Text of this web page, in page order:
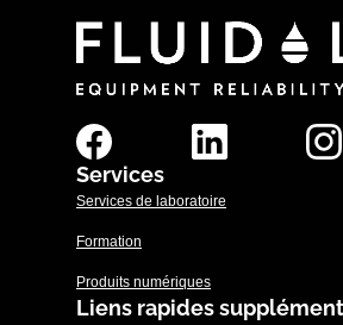
Services
Services de laboratoire
Formation
Produits numériques
Liens rapides